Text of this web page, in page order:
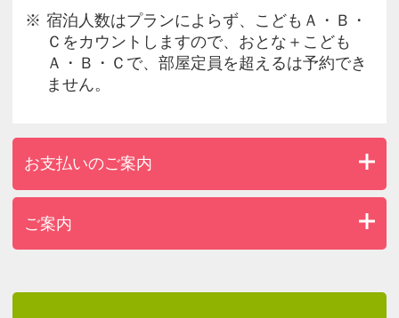
宿泊人数はプランによらず、こどもＡ・Ｂ・
Ｃをカウントしますので、おとな＋こども
Ａ・Ｂ・Ｃで、部屋定員を超えるは予約でき
ません。
お支払いのご案内
ご案内